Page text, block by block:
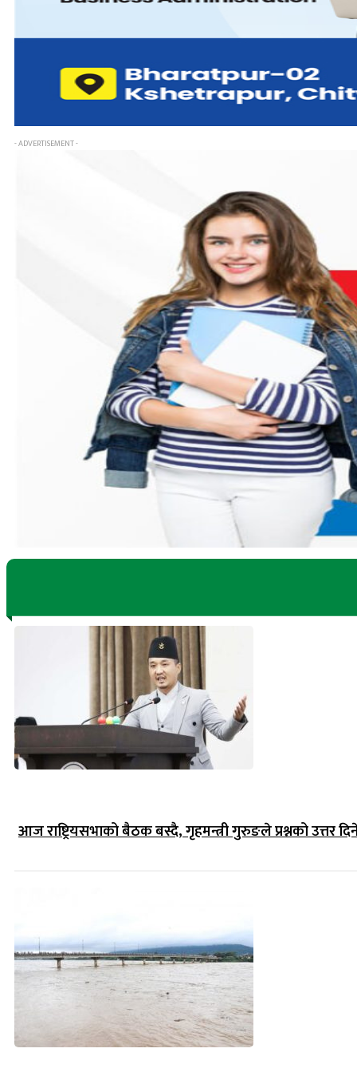
- ADVERTISEMENT -
आज राष्ट्रियसभाको बैठक बस्दै, गृहमन्त्री गुरुङले प्रश्नको उत्तर